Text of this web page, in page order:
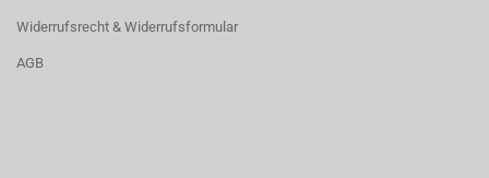
Widerrufsrecht & Widerrufsformular
AGB